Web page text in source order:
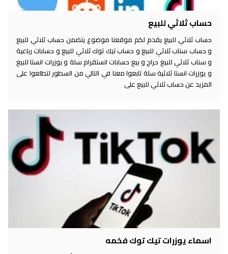
حساب ثلاثي للبيع
حساب ثلاثي للبيع يقدم لكم موقعنا موضوع يتضمن حساب ثلاثي للبيع
و حساب سناب ثلاثي للبيع و حساب تيك توك ثلاثي للبيع و حسابات رباعية
و سناب ثلاثي للبيع حراج و بيع حسابات انستقرام سلة و يوزرات انستا للبيع
و يوزرات انستا ثلاثية سلة تابعوا معنا في التالي من السطور لتطلعوا على
المزيد عن حساب ثلاثي للبيع على
اسماء يوزرات تيك توك فخمه